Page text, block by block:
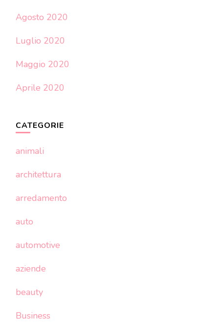
Agosto 2020
Luglio 2020
Maggio 2020
Aprile 2020
CATEGORIE
animali
architettura
arredamento
auto
automotive
aziende
beauty
Business